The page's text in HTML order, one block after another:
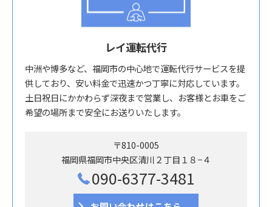
レイ運転代行
中洲や博多など、福岡市の中心地で運転代行サービスを提
供しており、安い料金で迅速かつ丁寧に対応しています。
土日祝日にかかわらず深夜まで営業し、お客様とお車をご
希望の場所まで安全にお送りいたします。
〒810-0005
福岡県福岡市中央区清川２丁目１８−４
090-6377-3481